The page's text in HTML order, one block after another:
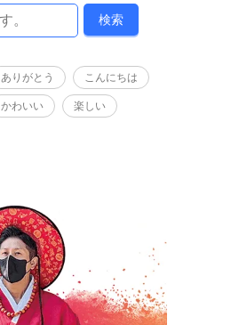
ありがとう こんにちは
かわいい 楽しい